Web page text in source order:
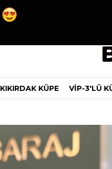
KIKIRDAK KÜPE VİP-3'LÜ